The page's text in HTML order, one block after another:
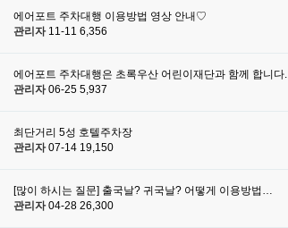
에어포트 주차대행 이용방법 영상 안내♡
관리자 11-11 6,356
에어포트 주차대행은 초록우산 어린이재단과 함께 합니다.
관리자 06-25 5,937
최단거리 5성 호텔주차장
관리자 07-14 19,150
[많이 하시는 질문] 출국날? 귀국날? 어떻게 이용방법…
관리자 04-28 26,300